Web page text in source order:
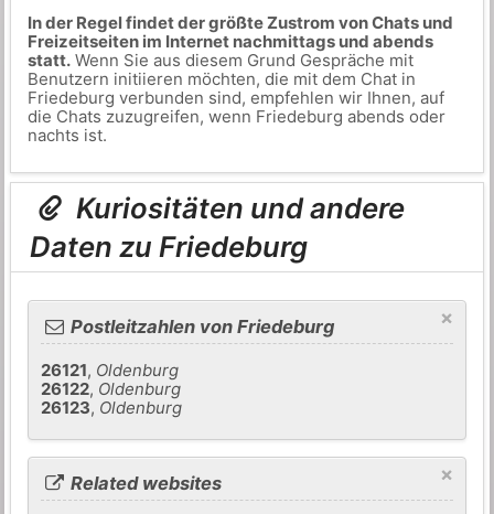
In der Regel findet der größte Zustrom von Chats und
Freizeitseiten im Internet nachmittags und abends
statt.Wenn Sie aus diesem Grund Gespräche mit
Benutzern initiieren möchten, die mit dem Chat in
Friedeburg verbunden sind, empfehlen wir Ihnen, auf
die Chats zuzugreifen, wenn Friedeburg abends oder
nachts ist.
Kuriositäten und andere
Daten zu Friedeburg
×
Postleitzahlen von Friedeburg
26121, Oldenburg
26122, Oldenburg
26123, Oldenburg
×
Related websites